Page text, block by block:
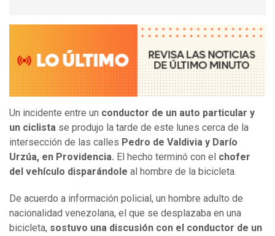
Un incidente entre un conductor de un auto particular y
un ciclista se produjo la tarde de este lunes cerca de la
intersección de las calles Pedro de Valdivia y Darío
Urzúa, en Providencia. El hecho terminó con el chofer
del vehículo disparándole al hombre de la bicicleta.
De acuerdo a información policial, un hombre adulto de
nacionalidad venezolana, el que se desplazaba en una
bicicleta, sostuvo una discusión con el conductor de un